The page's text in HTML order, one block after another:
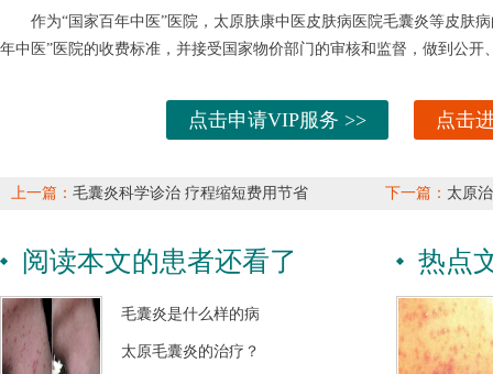
作为“国家百年中医”医院，太原肤康中医皮肤病医院毛囊炎等皮肤病
年中医”医院的收费标准，并接受国家物价部门的审核和监督，做到公开
点击申请VIP服务 >> 点击
上一篇： 毛囊炎科学诊治 疗程缩短费用节省 下一篇： 太原
阅读本文的患者还看了
毛囊炎是什么样的病
太原毛囊炎的治疗？
热点